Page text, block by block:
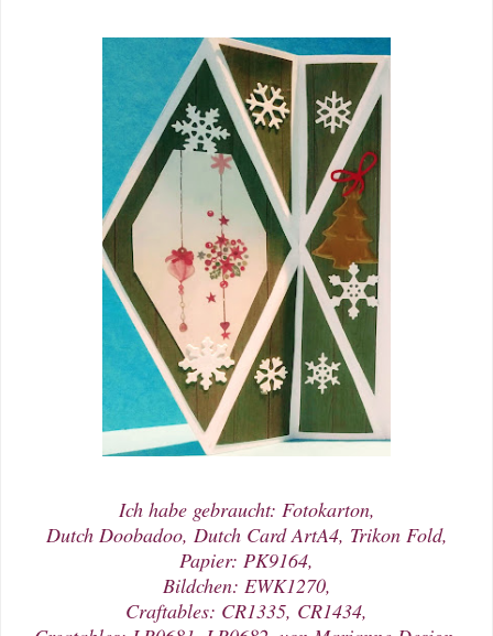
Ich habe gebraucht: Fotokarton,
Dutch Doobadoo, Dutch Card ArtA4, Trikon Fold,
Papier: PK9164,
Bildchen: EWK1270,
Craftables: CR1335, CR1434,